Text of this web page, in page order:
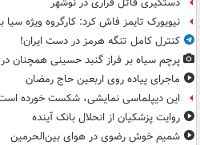
نیویورک تایمز فاش کرد: کارگروه ویژه سیا
کنترل کامل تنگه هرمز در دست ایران!
پرچم سیاه بر فراز گنبد حسینی همچنان
ماجرای پیاده روی اربعین حاج رمضان
این دیپلماسی نمایشی، شکست خورده
روایت پزشکیان از انحلال بانک آینده
شمیم خوش رضوی در هوای بین‌الحرمین